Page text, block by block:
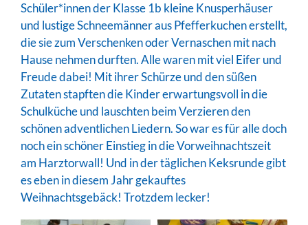
Schüler*innen der Klasse 1b kleine Knusperhäuser
und lustige Schneemänner aus Pfefferkuchen erstellt,
die sie zum Verschenken oder Vernaschen mit nach
Hause nehmen durften. Alle waren mit viel Eifer und
Freude dabei! Mit ihrer Schürze und den süßen
Zutaten stapften die Kinder erwartungsvoll in die
Schulküche und lauschten beim Verzieren den
schönen adventlichen Liedern. So war es für alle doch
noch ein schöner Einstieg in die Vorweihnachtszeit
am Harztorwall! Und in der täglichen Keksrunde gibt
es eben in diesem Jahr gekauftes
Weihnachtsgebäck! Trotzdem lecker!